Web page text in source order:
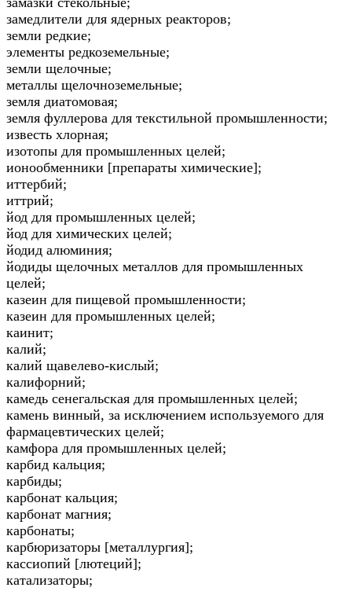
замедлители для ядерных реакторов;
земли редкие;
элементы редкоземельные;
земли щелочные;
металлы щелочноземельные;
земля диатомовая;
земля фуллерова для текстильной промышленности;
известь хлорная;
изотопы для промышленных целей;
ионообменники [препараты химические];
иттербий;
иттрий;
йод для промышленных целей;
йод для химических целей;
йодид алюминия;
йодиды щелочных металлов для промышленных
целей;
казеин для пищевой промышленности;
казеин для промышленных целей;
каинит;
калий;
калий щавелево-кислый;
калифорний;
камедь сенегальская для промышленных целей;
камень винный, за исключением используемого для
фармацевтических целей;
камфора для промышленных целей;
карбид кальция;
карбиды;
карбонат кальция;
карбонат магния;
карбонаты;
карбюризаторы [металлургия];
кассиопий [лютеций];
катализаторы;